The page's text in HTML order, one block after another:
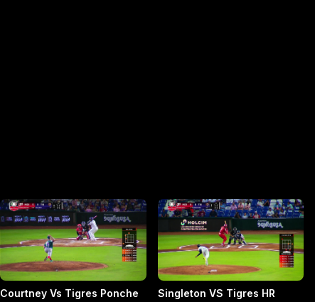
Courtney Vs Tigres Ponche
Singleton VS Tigres HR